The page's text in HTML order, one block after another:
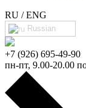
RU / ENG
Russian
+7 (926) 695-49-90
пн-пт, 9.00-20.00